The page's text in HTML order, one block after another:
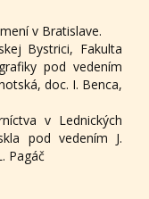
v Bratislave.
Bystrici, Fakulta
pod vedením
doc. I. Benca,
v Lednických
pod vedením J.
Pagáč